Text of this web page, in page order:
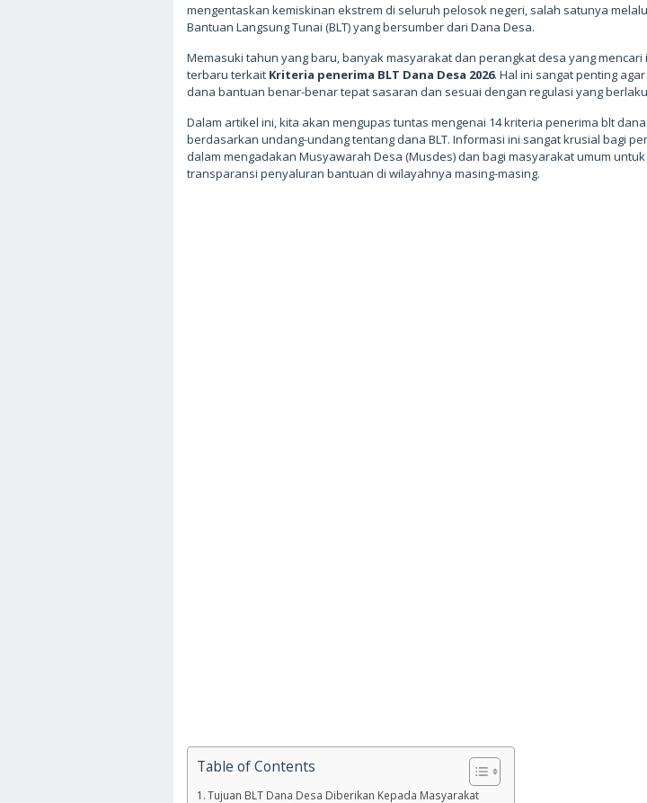
mengentaskan kemiskinan ekstrem di seluruh pelosok negeri, salah satunya
Bantuan Langsung Tunai (BLT) yang bersumber dari Dana Desa.
Memasuki tahun yang baru, banyak masyarakat dan perangkat desa yang mencari
terbaru terkait Kriteria penerima BLT Dana Desa 2026. Hal ini sangat penting
dana bantuan benar-benar tepat sasaran dan sesuai dengan regulasi yang
Dalam artikel ini, kita akan mengupas tuntas mengenai 14 kriteria penerima blt
berdasarkan undang-undang tentang dana BLT. Informasi ini sangat krusial bagi
dalam mengadakan Musyawarah Desa (Musdes) dan bagi masyarakat umum
transparansi penyaluran bantuan di wilayahnya masing-masing.
Table of Contents
Tujuan BLT Dana Desa Diberikan Kepada Masyarakat